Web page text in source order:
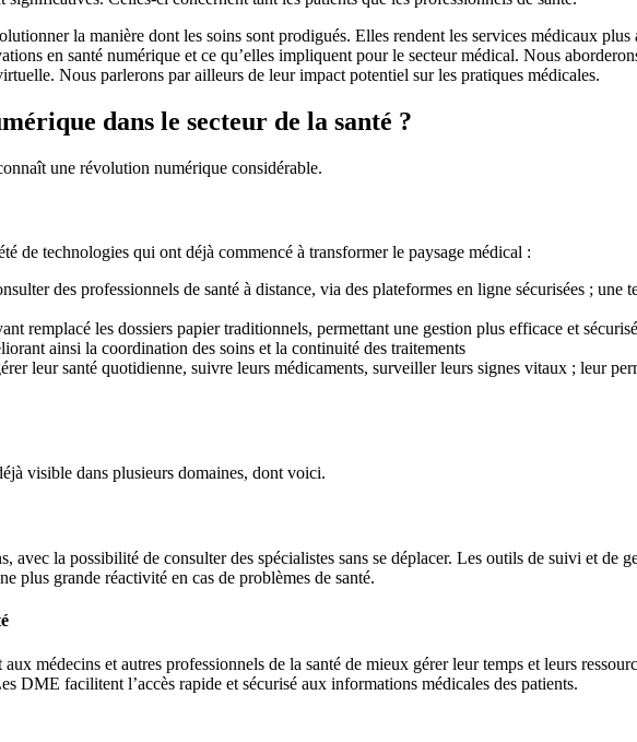
la manière dont les soins sont prodigués. Elles rendent les services médicaux
en santé numérique et ce qu’elles impliquent pour le secteur médical. Nous
Nous parlerons par ailleurs de leur impact potentiel sur les pratiques médicales.
dans le secteur de la santé ?
une révolution numérique considérable.
de technologies qui ont déjà commencé à transformer le paysage médical :
des professionnels de santé à distance, via des plateformes en ligne sécurisées ;
remplacé les dossiers papier traditionnels, permettant une gestion plus efficace et
ainsi la coordination des soins et la continuité des traitements
leur santé quotidienne, suivre leurs médicaments, surveiller leurs signes vitaux ; leur
visible dans plusieurs domaines, dont voici.
avec la possibilité de consulter des spécialistes sans se déplacer. Les outils de suivi et de
plus grande réactivité en cas de problèmes de santé.
aux médecins et autres professionnels de la santé de mieux gérer leur temps et leurs
DME facilitent l’accès rapide et sécurisé aux informations médicales des patients.